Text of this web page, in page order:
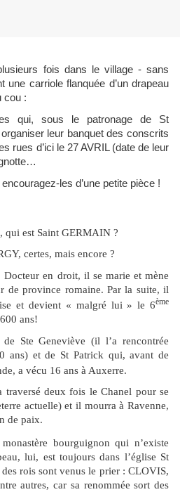
fois dans le village - sans
carriole flanquée d’un drapeau
cou :
qui, sous le patronage de St
leur banquet des conscrits
rues d’ici le 27 AVRIL (date de leur
les d’une petite pièce !
qui est Saint GERMAIN ?
certes, mais encore ?
en droit, il se marie et mène
de province romaine. Par la suite, il
et devient « malgré lui » le 6ème
ans!
Ste Geneviève (il l’a rencontrée
ans) et de St Patrick qui, avant de
a vécu 16 ans à Auxerre.
traversé deux fois le Chanel pour se
actuelle) et il mourra à Ravenne,
de paix.
bourguignon qui n’existe
lui, est toujours dans l’église St
rois sont venus le prier : CLOVIS,
autres, car sa renommée sort des